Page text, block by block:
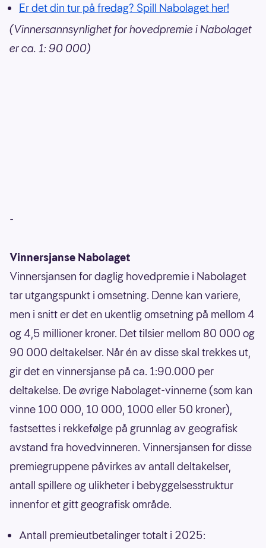
Er det din tur på fredag? Spill Nabolaget her!
(Vinnersannsynlighet for hovedpremie i Nabolaget
er ca. 1: 90 000)
-
Vinnersjanse Nabolaget
Vinnersjansen for daglig hovedpremie i Nabolaget
tar utgangspunkt i omsetning. Denne kan variere,
men i snitt er det en ukentlig omsetning på mellom 4
og 4,5 millioner kroner. Det tilsier mellom 80 000 og
90 000 deltakelser. Når én av disse skal trekkes ut,
gir det en vinnersjanse på ca. 1:90.000 per
deltakelse. De øvrige Nabolaget-vinnerne (som kan
vinne 100 000, 10 000, 1000 eller 50 kroner),
fastsettes i rekkefølge på grunnlag av geografisk
avstand fra hovedvinneren. Vinnersjansen for disse
premiegruppene påvirkes av antall deltakelser,
antall spillere og ulikheter i bebyggelsesstruktur
innenfor et gitt geografisk område.
Antall premieutbetalinger totalt i 2025: